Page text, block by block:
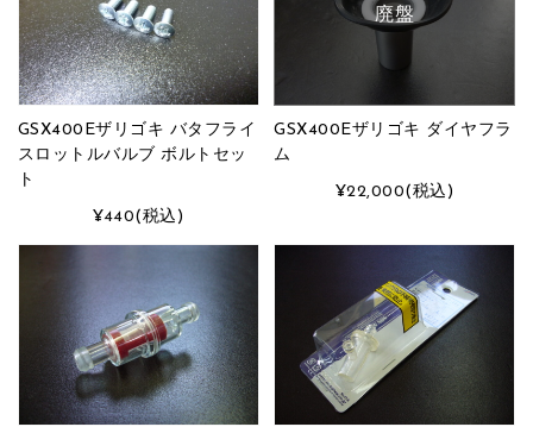
GSX400Eザリゴキ バタフライ
スロットルバルブ ボルトセッ
ト
¥440(税込)
廃盤
GSX400Eザリゴキ ダイヤフラ
ム
¥22,000(税込)